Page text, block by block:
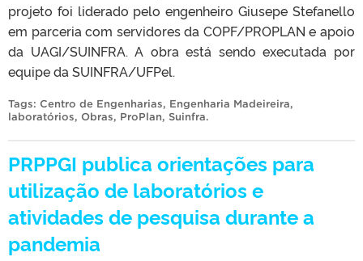
projeto foi liderado pelo engenheiro Giusepe Stefanello
em parceria com servidores da COPF/PROPLAN e apoio
da UAGI/SUINFRA. A obra está sendo executada por
equipe da SUINFRA/UFPel.
Tags: Centro de Engenharias, Engenharia Madeireira,
laboratórios, Obras, ProPlan, Suinfra.
PRPPGI publica orientações para
utilização de laboratórios e
atividades de pesquisa durante a
pandemia